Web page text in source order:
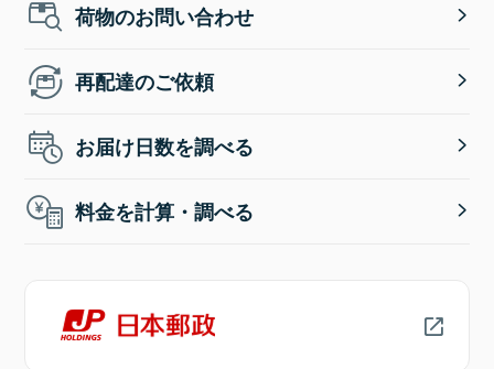
荷物のお問い合わせ
再配達のご依頼
お届け日数を調べる
料金を計算・調べる